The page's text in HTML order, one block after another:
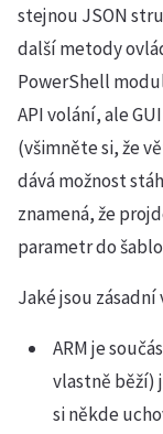
stejnou JSON
další metody
PowerShell
API volání, ale
(všimněte si, že
dává možnost
znamená, že
parametr do
Jaké jsou zásadní
ARM je
vlastně běží)
si někde